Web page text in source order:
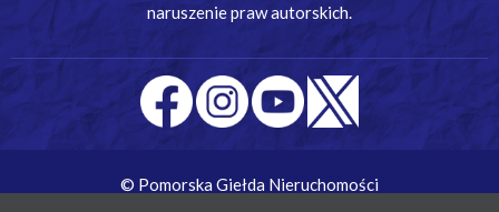
naruszenie praw autorskich.
© Pomorska Giełda Nieruchomości